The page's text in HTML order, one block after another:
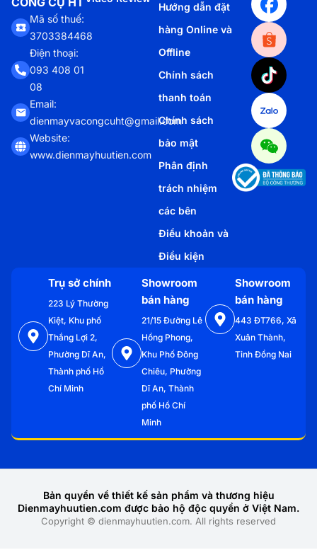
Mã số thuế:
3703384468
Điện thoại:
093 408 01
08
Email:
dienmayvacongcuht@gmail.com
Website:
www.dienmayhuutien.com
Hướng dẫn đặt
hàng Online và
Offline
Chính sách
thanh toán
Chính sách
bảo mật
Phân định
trách nhiệm
các bên
Điều khoản và
Điều kiện
Trụ sở chính
223 Lý Thường
Kiệt, Khu phố
Thắng Lợi 2,
Phường Dĩ An,
Thành phố Hồ
Chí Minh
Showroom
bán hàng
21/15 Đường Lê
Hồng Phong,
Khu Phố Đông
Chiêu, Phường
Dĩ An, Thành
phố Hồ Chí
Minh
Showroom
bán hàng
443 ĐT766, Xã
Xuân Thành,
Tỉnh Đồng Nai
Copyright © dienmayhuutien.com. All rights reserved
Bản quyền về thiết kế sản phẩm và thương hiệu
Dienmayhuutien.com được bảo hộ độc quyền ở Việt Nam.